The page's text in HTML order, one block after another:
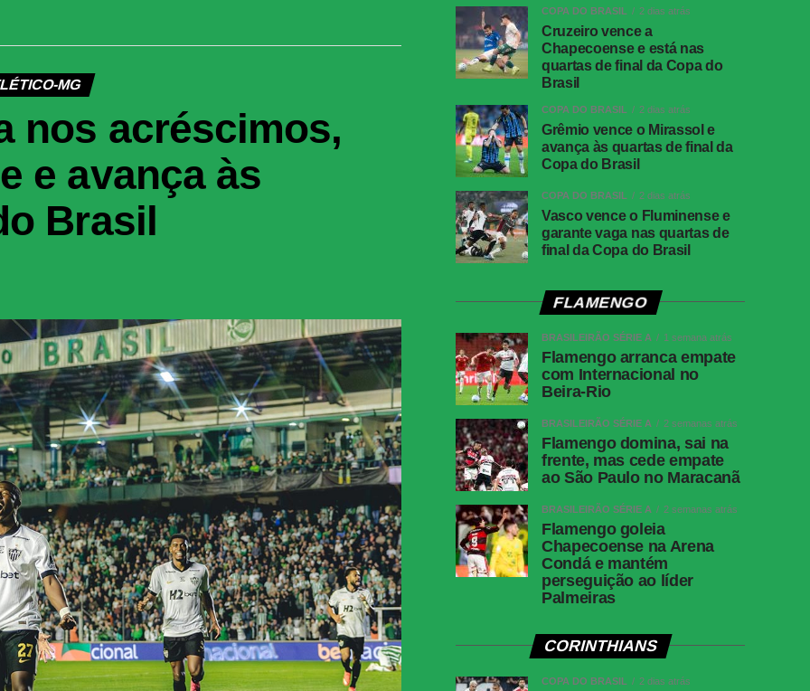
MG
nos acréscimos,
e avança às
Brasil
COPA DO BRASIL 2 dias atrás
Cruzeiro vence a
Chapecoense e está nas
quartas de final da Copa do
Brasil
COPA DO BRASIL 2 dias atrás
Grêmio vence o Mirassol e
avança às quartas de final da
Copa do Brasil
COPA DO BRASIL 2 dias atrás
Vasco vence o Fluminense e
garante vaga nas quartas de
final da Copa do Brasil
FLAMENGO
BRASILEIRÃO SÉRIE A 1 semana atrás
Flamengo arranca empate
com Internacional no
Beira-Rio
BRASILEIRÃO SÉRIE A 2 semanas atrás
Flamengo domina, sai na
frente, mas cede empate
ao São Paulo no Maracanã
BRASILEIRÃO SÉRIE A 2 semanas atrás
Flamengo goleia
Chapecoense na Arena
Condá e mantém
perseguição ao líder
Palmeiras
CORINTHIANS
COPA DO BRASIL 2 dias atrás